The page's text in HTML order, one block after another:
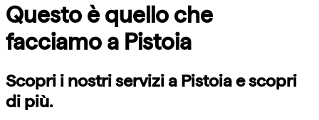
Questo è quello che
facciamo a Pistoia
Scopri i nostri servizi a Pistoiae scopri
di più.